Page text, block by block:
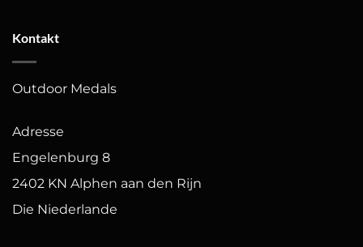
Kontakt
Outdoor Medals
Adresse
Engelenburg 8
2402 KN Alphen aan den Rijn
Die Niederlande